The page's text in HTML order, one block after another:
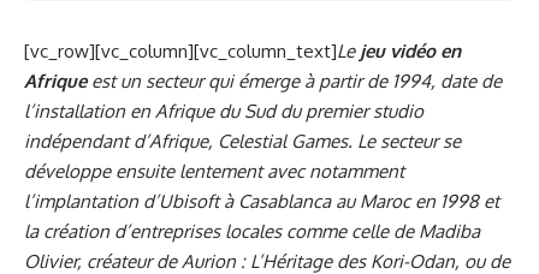
[vc_row][vc_column][vc_column_text]Le jeu vidéo en
Afriqueest un secteur qui émerge à partir de 1994, date de
l’installation en Afrique du Sud du premier studio
indépendant d’Afrique, Celestial Games. Le secteur se
développe ensuite lentement avec notamment
l’implantation d’Ubisoft à Casablanca au Maroc en 1998 et
la création d’entreprises locales comme celle de Madiba
Olivier, créateur de Aurion : L’Héritage des Kori-Odan, ou de